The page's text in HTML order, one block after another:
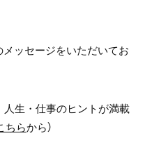
ッセージをいただいてお
人生・仕事のヒントが満載
ちらから）